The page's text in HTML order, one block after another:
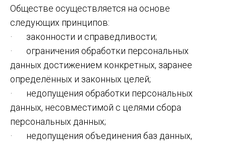
Обществе осуществляется на основе
следующих принципов:
· законности и справедливости;
· ограничения обработки персональных
данных достижением конкретных, заранее
определённых и законных целей;
· недопущения обработки персональных
данных, несовместимой с целями сбора
персональных данных;
· недопущения объединения баз данных,